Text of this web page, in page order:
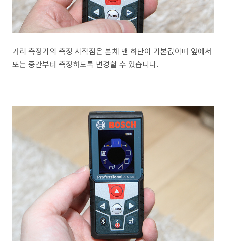
거리 측정기의 측정 시작점은 본체 맨 하단이 기본값이며 앞에서
또는 중간부터 측정하도록 변경할 수 있습니다.